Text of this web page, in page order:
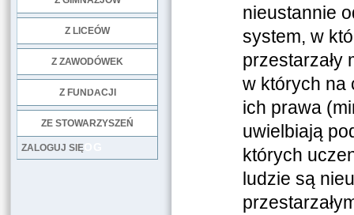
Z LICEÓW
Z ZAWODÓWEK
Z FUNDACJI
ZE STOWARZYSZEŃ
LOG
ZALOGUJ SIĘ
nieustannie
system, w
przestarzały
w których na
ich prawa
uwielbiają
których
ludzie są